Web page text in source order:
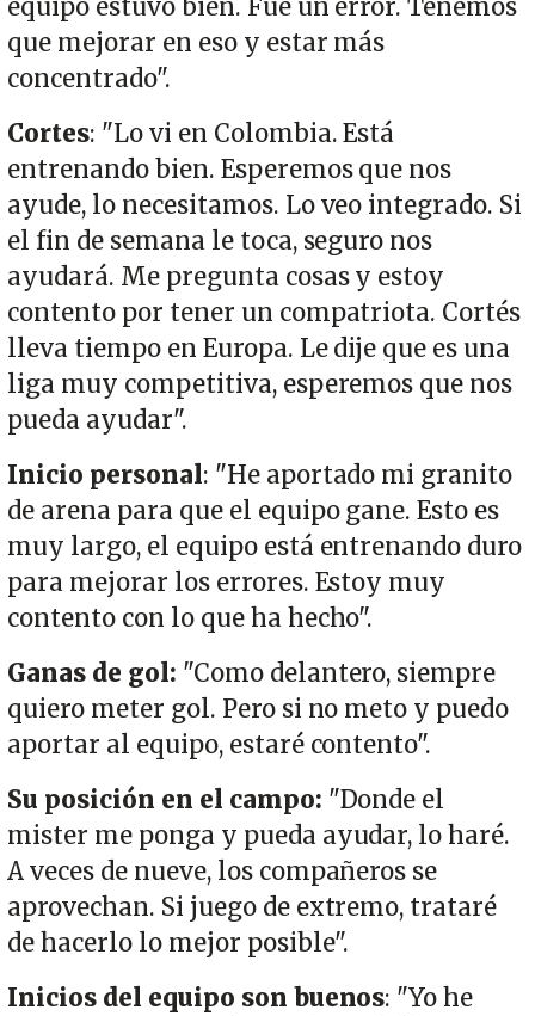
equipo estuvo bien. Fue un error. Tenemos
que mejorar en eso y estar más
concentrado".
Cortes: "Lo vi en Colombia. Está
entrenando bien. Esperemos que nos
ayude, lo necesitamos. Lo veo integrado. Si
el fin de semana le toca, seguro nos
ayudará. Me pregunta cosas y estoy
contento por tener un compatriota. Cortés
lleva tiempo en Europa. Le dije que es una
liga muy competitiva, esperemos que nos
pueda ayudar".
Inicio personal: "He aportado mi granito
de arena para que el equipo gane. Esto es
muy largo, el equipo está entrenando duro
para mejorar los errores. Estoy muy
contento con lo que ha hecho".
Ganas de gol: "Como delantero, siempre
quiero meter gol. Pero si no meto y puedo
aportar al equipo, estaré contento".
Su posición en el campo: "Donde el
mister me ponga y pueda ayudar, lo haré.
A veces de nueve, los compañeros se
aprovechan. Si juego de extremo, trataré
de hacerlo lo mejor posible".
Inicios del equipo son buenos: "Yo he